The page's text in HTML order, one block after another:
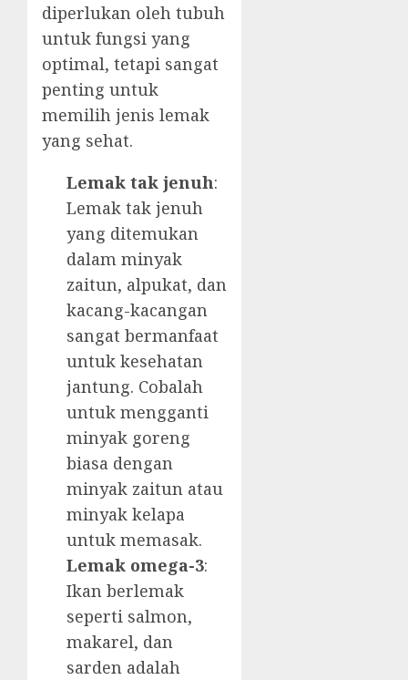
diperlukan oleh tubuh
untuk fungsi yang
optimal, tetapi sangat
penting untuk
memilih jenis lemak
yang sehat.
Lemak tak jenuh:
Lemak tak jenuh
yang ditemukan
dalam minyak
zaitun, alpukat, dan
kacang-kacangan
sangat bermanfaat
untuk kesehatan
jantung. Cobalah
untuk mengganti
minyak goreng
biasa dengan
minyak zaitun atau
minyak kelapa
untuk memasak.
Lemak omega-3:
Ikan berlemak
seperti salmon,
makarel, dan
sarden adalah